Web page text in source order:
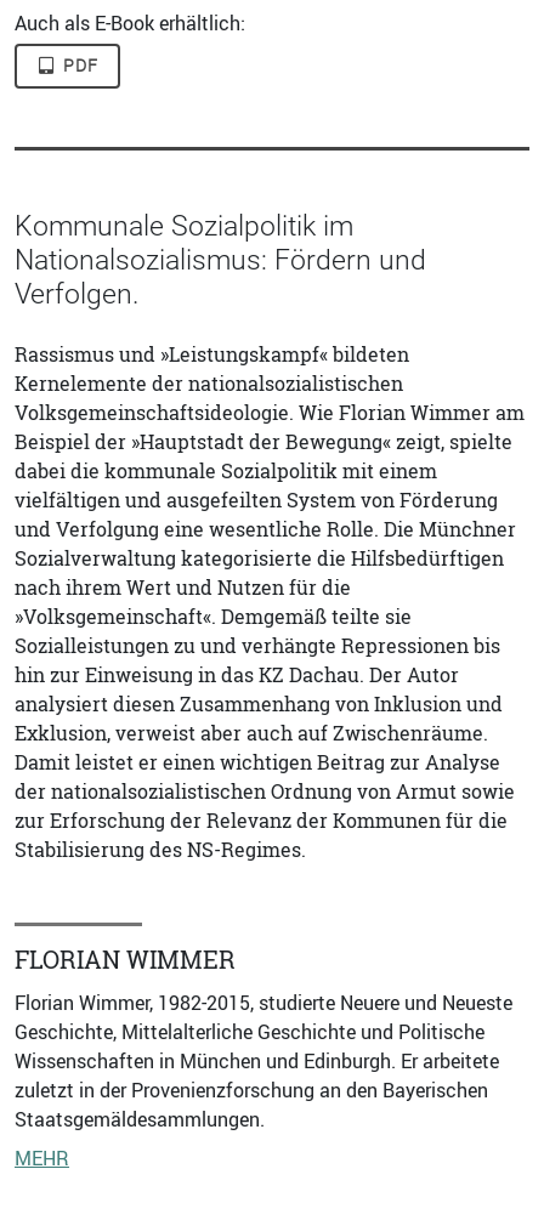
Auch als E-Book erhältlich:
PDF
Kommunale Sozialpolitik im
Nationalsozialismus: Fördern und
Verfolgen.
Rassismus und »Leistungskampf« bildeten
Kernelemente der nationalsozialistischen
Volksgemeinschaftsideologie. Wie Florian Wimmer am
Beispiel der »Hauptstadt der Bewegung« zeigt, spielte
dabei die kommunale Sozialpolitik mit einem
vielfältigen und ausgefeilten System von Förderung
und Verfolgung eine wesentliche Rolle. Die Münchner
Sozialverwaltung kategorisierte die Hilfsbedürftigen
nach ihrem Wert und Nutzen für die
»Volksgemeinschaft«. Demgemäß teilte sie
Sozialleistungen zu und verhängte Repressionen bis
hin zur Einweisung in das KZ Dachau. Der Autor
analysiert diesen Zusammenhang von Inklusion und
Exklusion, verweist aber auch auf Zwischenräume.
Damit leistet er einen wichtigen Beitrag zur Analyse
der nationalsozialistischen Ordnung von Armut sowie
zur Erforschung der Relevanz der Kommunen für die
Stabilisierung des NS-Regimes.
FLORIAN WIMMER
Florian Wimmer, 1982-2015, studierte Neuere und Neueste
Geschichte, Mittelalterliche Geschichte und Politische
Wissenschaften in München und Edinburgh. Er arbeitete
zuletzt in der Provenienzforschung an den Bayerischen
Staatsgemäldesammlungen.
MEHR